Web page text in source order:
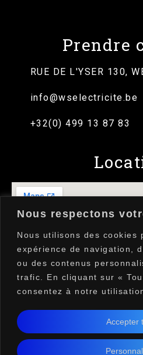
Nous respectons
Nous utilisons des cookies
expérience de navigation,
ou des contenus
trafic. En cliquant sur «
consentez à notre
Accepter
Prendre
RUE DE L'YSER 130,
info@wselectricite.be
+32(0) 499 13 87 83